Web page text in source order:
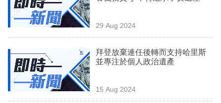
場
生
時
事
29 Aug 2024
拜登放棄連任後轉而支持哈里斯
並專注於個人政治遺產
15 Aug 2024